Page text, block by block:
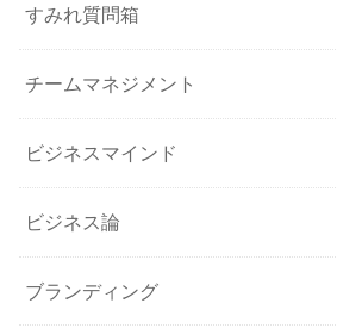
すみれ質問箱
チームマネジメント
ビジネスマインド
ビジネス論
ブランディング